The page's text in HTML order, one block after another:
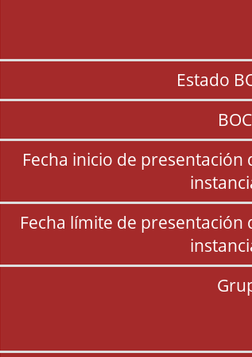
Estado
Fecha inicio de presentación
Fecha límite de presentación